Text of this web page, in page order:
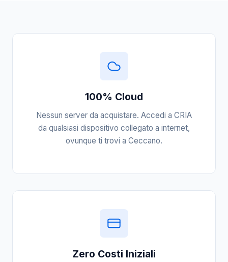
100% Cloud
Nessun server da acquistare. Accedi a CRIA
da qualsiasi dispositivo collegato a internet,
ovunque ti trovi a Ceccano.
Zero Costi Iniziali